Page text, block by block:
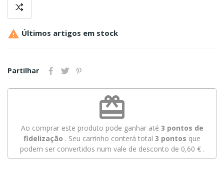
 Últimos artigos em stock
Partilhar
redeem
Ao comprar este produto pode ganhar até 3 pontos de
fidelização . Seu carrinho conterá total 3 pontos que
podem ser convertidos num vale de desconto de 0,60 €.